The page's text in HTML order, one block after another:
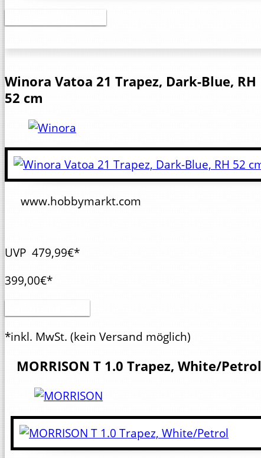
Winora Vatoa 21 Trapez, Dark-Blue, RH
52 cm
www.hobbymarkt.com
UVP 479,99€*
399,00€*
*inkl. MwSt. (kein Versand möglich)
MORRISON T 1.0 Trapez, White/Petrol